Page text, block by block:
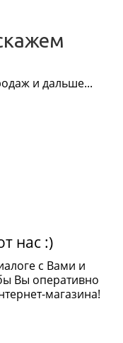
и дальше...
нас :)
с Вами и
Вы оперативно
магазина!